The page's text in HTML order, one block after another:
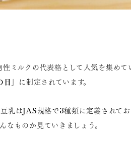
ミルクの代表格として人気を集めて
日 」に制定されています。
乳はJAS規格で3種類に定義されて
なものか見ていきましょう。